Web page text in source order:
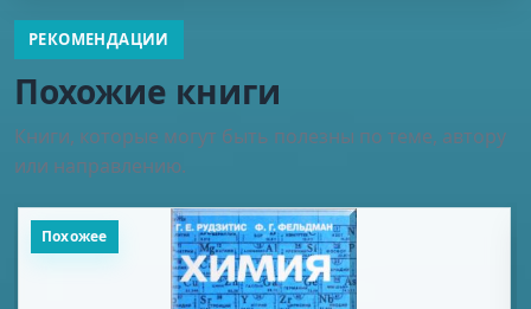
РЕКОМЕНДАЦИИ
Похожие книги
Книги, которые могут быть полезны по теме, автору
или направлению.
Похожее